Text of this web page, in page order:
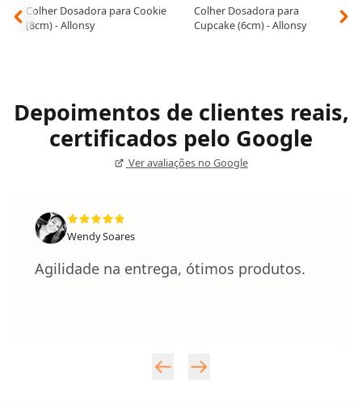
Colher Dosadora para Cookie
(8cm) - Allonsy
Colher Dosadora para
Cupcake (6cm) - Allonsy
Depoimentos de clientes reais,
certificados pelo Google
Ver avaliações no Google
Wendy Soares
Agilidade na entrega, ótimos produtos.